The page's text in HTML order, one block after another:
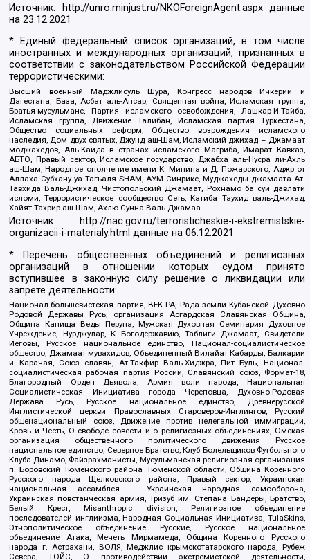
Источник: http://unro.minjust.ru/NKOForeignAgent.aspxданные
на23.12.2021
* Единый федеральный список организаций, в том числе
иностранных и международных организаций, признанных в
соответствии с законодательством Российской Федерации
террористическими:
Высший военный Маджлисуль Шура, Конгресс народов Ичкерии и
Дагестана, База, Асбат аль-Ансар, Священная война, Исламская группа,
Братья-мусульмане, Партия исламского освобождения, Лашкар-И-Тайба,
Исламская группа, Движение Талибан, Исламская партия Туркестана,
Общество социальных реформ, Общество возрождения исламского
наследия, Дом двух святых, Джунд аш-Шам, Исламский джихад – Джамаат
моджахедов, Аль-Каида в странах исламского Магриба, Имарат Кавказ,
АБТО, Правый сектор, Исламское государство, Джабха аль-Нусра ли-Ахль
аш-Шам, Народное ополчение имени К. Минина и Д. Пожарского, Аджр от
Аллаха Субхану уа Тагьаля SHAM, АУМ Синрике, Муджахеды джамаата Ат-
Тавхида Валь-Джихад, Чистопольский Джамаат, Рохнамо ба суи давлати
исломи, Террористическое сообщество Сеть, Катиба Таухид валь-Джихад,
Хайят Тахрир аш-Шам, Ахлю Сунна Валь Джамаа
Источник:
http://nac.gov.ru/terroristicheskie-i-ekstremistskie-
organizacii-i-materialy.html данные на06.12.2021
* Перечень общественных объединений и религиозных
организаций в отношении которых судом принято
вступившее в законную силу решение о ликвидации или
запрете деятельности:
Национал-большевистская партия, ВЕК РА, Рада земли Кубанской Духовно
Родовой Державы Русь, организация Асгардская Славянская Община,
Община Капища Веды Перуна, Мужская Духовная Семинария Духовное
Учреждение, Нурджулар, К Богодержавию, Таблиги Джамаат, Свидетели
Иеговы, Русское национальное единство, Национал-социалистическое
общество, Джамаат мувахидов, Объединенный Вилайат Кабарды, Балкарии
и Карачая, Союз славян, Ат-Такфир Валь-Хиджра, Пит Буль, Национал-
социалистическая рабочая партия России, Славянский союз, Формат-18,
Благородный Орден Дьявола, Армия воли народа, Национальная
Социалистическая Инициатива города Череповца, Духовно-Родовая
Держава Русь, Русское национальное единство, Древнерусской
Инглистической церкви Православных Староверов-Инглингов, Русский
общенациональный союз, Движение против нелегальной иммиграции,
Кровь и Честь, О свободе совести и о религиозных объединениях, Омская
организация общественного политического движения Русское
национальное единство, Северное Братство, Клуб Болельщиков Футбольного
Клуба Динамо, Файзрахманисты, Мусульманская религиозная организация
п. Боровский Тюменского района Тюменской области, Община Коренного
Русского народа Щелковского района, Правый сектор, Украинская
национальная ассамблея – Украинская народная самооборона,
Украинская повстанческая армия, Тризуб им. Степана Бандеры, Братство,
Белый Крест, Misanthropic division, Религиозное объединение
последователей инглиизма, Народная Социальная Инициатива, TulaSkins,
Этнополитическое объединение Русские, Русское национальное
объединение Атака, Мечеть Мирмамеда, Община Коренного Русского
народа г. Астрахани, ВОЛЯ, Меджлис крымскотатарского народа, Рубеж
Севера, ТОЙС, О противодействии экстремистской деятельности,